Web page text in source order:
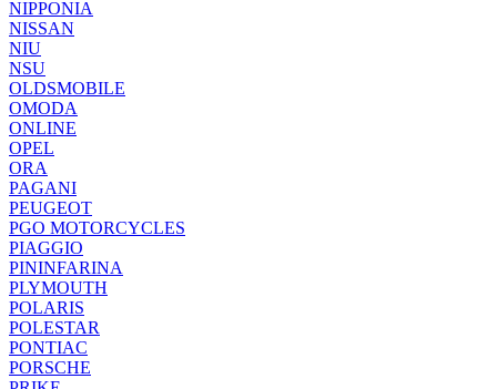
NIPPONIA
NISSAN
NIU
NSU
OLDSMOBILE
OMODA
ONLINE
OPEL
ORA
PAGANI
PEUGEOT
PGO MOTORCYCLES
PIAGGIO
PININFARINA
PLYMOUTH
POLARIS
POLESTAR
PONTIAC
PORSCHE